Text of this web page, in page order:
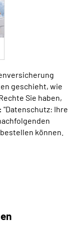
geschieht, wie
Sie haben,
"Datenschutz: Ihre
können.